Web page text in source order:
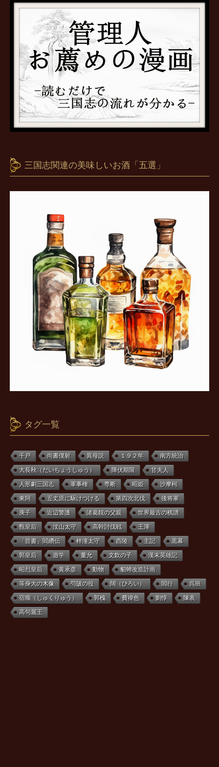
三国志関連の美味しいお酒「五選」
タグ一覧
千戸 尚書僕射 異母説 １９２年 南方統治
大長秋（だいちょうしゅう） 降伏期限 甘夫人
人形劇三国志 軍事権 専断 昭姫 沙摩柯
東阿 五丈原に駆けつける 第四次北伐 後将軍
庚子 近辺警護 諸葛靚の父親 世界最古の棋譜
甄皇后 汶山太守 高幹討伐戦 王渾
「晋書」閻纘伝 梓潼太守 西陵 主記 黒幕
郭皇后 遊学 董允 文欽の子 漢末英雄記
昭烈皇后 黄承彦 動物 貂蝉改造計画
等身大の木像 芍陂の役 闊（ひろい） 閻行 呉班
宿瘤（しゅくりゅう） 郭槐 費禕色 劉惇 陳表
高句麗王